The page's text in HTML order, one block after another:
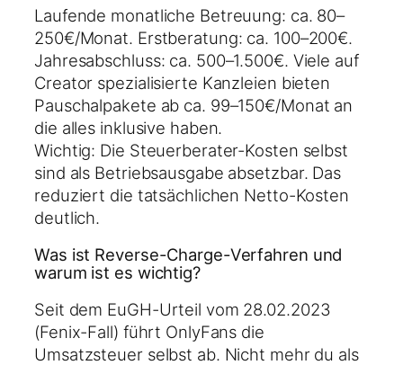
Laufende monatliche Betreuung: ca. 80–
250€/Monat. Erstberatung: ca. 100–200€.
Jahresabschluss: ca. 500–1.500€. Viele auf
Creator spezialisierte Kanzleien bieten
Pauschalpakete ab ca. 99–150€/Monat an
die alles inklusive haben.
Wichtig: Die Steuerberater-Kosten selbst
sind als Betriebsausgabe absetzbar. Das
reduziert die tatsächlichen Netto-Kosten
deutlich.
Was ist Reverse-Charge-Verfahren und
warum ist es wichtig?
Seit dem EuGH-Urteil vom 28.02.2023
(Fenix-Fall) führt OnlyFans die
Umsatzsteuer selbst ab. Nicht mehr du als